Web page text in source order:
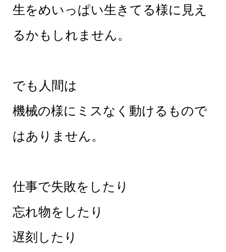
生をめいっぱい生きてる様に見え
るかもしれません。
でも人間は
機械の様にミスなく動けるもので
はありません。
仕事で失敗をしたり
忘れ物をしたり
遅刻したり